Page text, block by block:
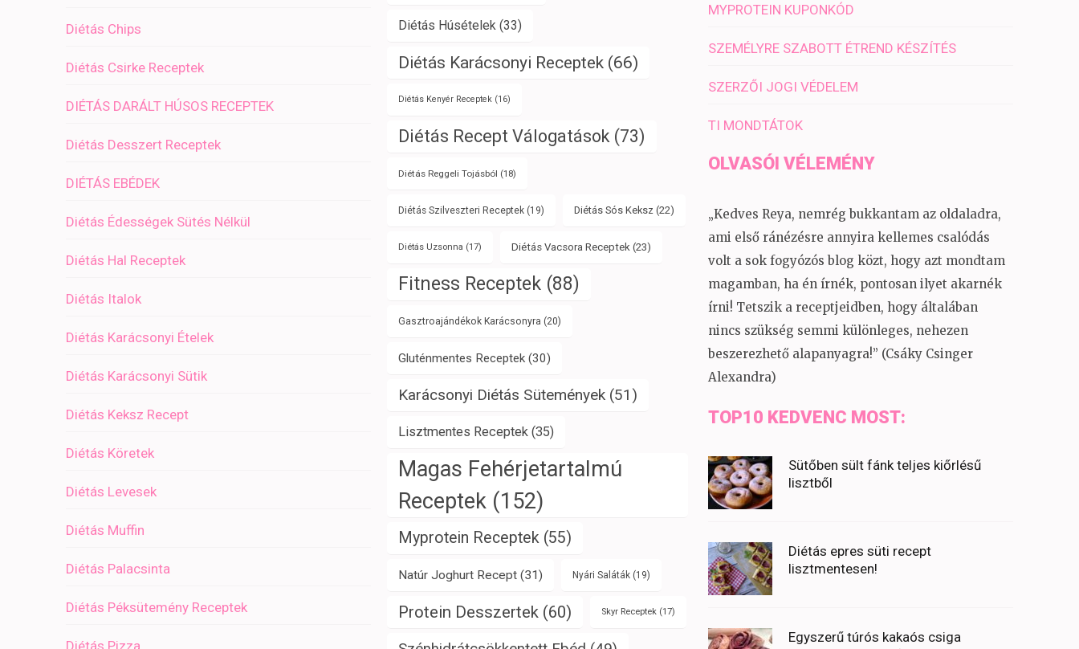
Diétás Chips
Diétás Csirke Receptek
DIÉTÁS DARÁLT HÚSOS RECEPTEK
Diétás Desszert Receptek
DIÉTÁS EBÉDEK
Diétás Édességek Sütés Nélkül
Diétás Hal Receptek
Diétás Italok
Diétás Karácsonyi Ételek
Diétás Karácsonyi Sütik
Diétás Keksz Recept
Diétás Köretek
Diétás Levesek
Diétás Muffin
Diétás Palacsinta
Diétás Péksütemény Receptek
Diétás Húsételek (33)
Diétás Karácsonyi Receptek(66)
Diétás Kenyér Receptek(16)
Diétás Recept Válogatások (73)
Diétás Reggeli Tojásból (18)
Diétás Szilveszteri Receptek(19) Diétás Sós Keksz (22)
Diétás Uzsonna (17) Diétás Vacsora Receptek (23)
Fitness Receptek(88)
Gasztroajándékok Karácsonyra (20)
Gluténmentes Receptek(30)
Karácsonyi Diétás Sütemények(51)
Lisztmentes Receptek (35)
Magas Fehérjetartalmú
Receptek(152)
Myprotein Receptek(55)
Natúr Joghurt Recept(31) Nyári Saláták(19)
Protein Desszertek (60) Skyr Receptek(17)
MYPROTEIN KUPONKÓD
SZEMÉLYRE SZABOTT ÉTREND KÉSZÍTÉS
SZERZŐI JOGI VÉDELEM
TI MONDTÁTOK
OLVASÓI VÉLEMÉNY
„Kedves Reya, nemrég bukkantam az oldaladra,
ami első ránézésre annyira kellemes csalódás
volt a sok fogyózós blog közt, hogy azt mondtam
magamban, ha én írnék, pontosan ilyet akarnék
írni! Tetszik a receptjeidben, hogy általában
nincs szükség semmi különleges, nehezen
beszerezhető alapanyagra!” (Csáky Csinger
Alexandra)
TOP10 KEDVENC MOST:
Sütőben sült fánk teljes kiőrlésű
lisztből
Diétás epres süti recept
lisztmentesen!
Egyszerű túrós kakaós csiga